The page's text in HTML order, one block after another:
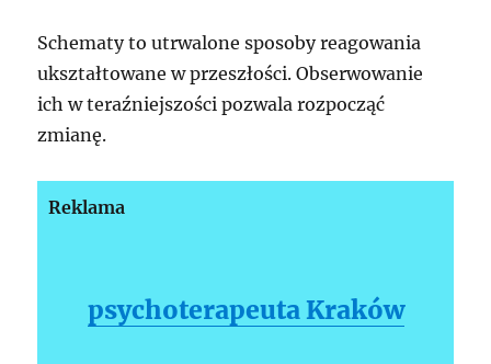
Schematy to utrwalone sposoby reagowania
ukształtowane w przeszłości. Obserwowanie
ich w teraźniejszości pozwala rozpocząć
zmianę.
Reklama
psychoterapeuta Kraków